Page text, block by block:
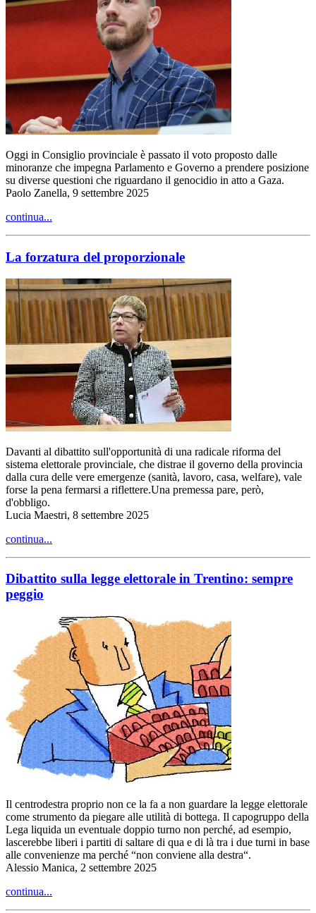
Oggi in Consiglio provinciale è passato il voto proposto dalle
minoranze che impegna Parlamento e Governo a prendere posizione
su diverse questioni che riguardano il genocidio in atto a Gaza.
Paolo Zanella, 9 settembre 2025
continua...
La forzatura del proporzionale
Davanti al dibattito sull'opportunità di una radicale riforma del
sistema elettorale provinciale, che distrae il governo della provincia
dalla cura delle vere emergenze (sanità, lavoro, casa, welfare), vale
forse la pena fermarsi a riflettere.Una premessa pare, però,
d'obbligo.
Lucia Maestri, 8 settembre 2025
continua...
Dibattito sulla legge elettorale in Trentino: sempre
peggio
Il centrodestra proprio non ce la fa a non guardare la legge elettorale
come strumento da piegare alle utilità di bottega. Il capogruppo della
Lega liquida un eventuale doppio turno non perché, ad esempio,
lascerebbe liberi i partiti di saltare di qua e di là tra i due turni in base
alle convenienze ma perché “non conviene alla destra“.
Alessio Manica, 2 settembre 2025
continua...